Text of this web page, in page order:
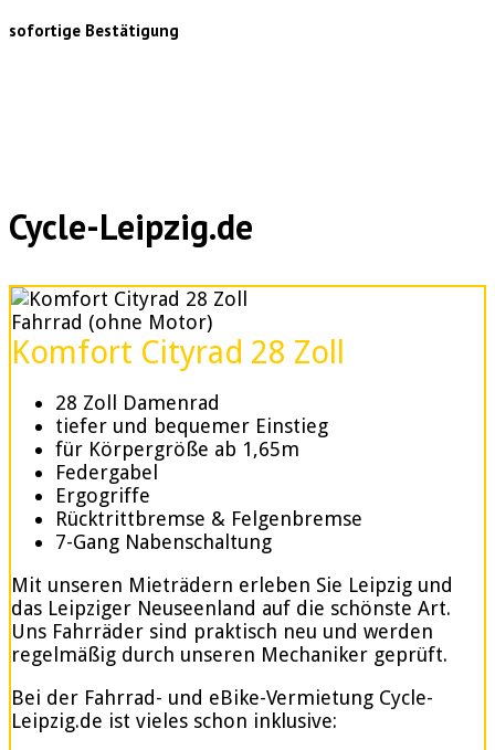
sofortige Bestätigung
Cycle-Leipzig.de
Fahrrad (ohne Motor)
Komfort Cityrad 28 Zoll
28 Zoll Damenrad
tiefer und bequemer Einstieg
für Körpergröße ab 1,65m
Federgabel
Ergogriffe
Rücktrittbremse & Felgenbremse
7-Gang Nabenschaltung
Mit unseren Mieträdern erleben Sie Leipzig und
das Leipziger Neuseenland auf die schönste Art.
Uns Fahrräder sind praktisch neu und werden
regelmäßig durch unseren Mechaniker geprüft.
Bei der Fahrrad- und eBike-Vermietung Cycle-
Leipzig.de ist vieles schon inklusive: